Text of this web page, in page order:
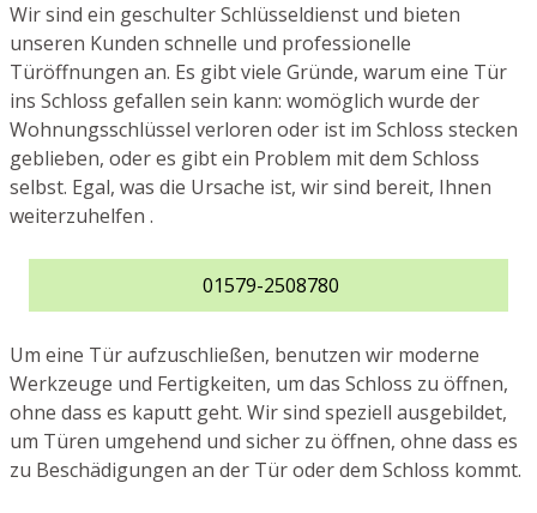
Wir sind ein geschulter Schlüsseldienst und bieten
unseren Kunden schnelle und professionelle
Türöffnungen an. Es gibt viele Gründe, warum eine Tür
ins Schloss gefallen sein kann: womöglich wurde der
Wohnungsschlüssel verloren oder ist im Schloss stecken
geblieben, oder es gibt ein Problem mit dem Schloss
selbst. Egal, was die Ursache ist, wir sind bereit, Ihnen
weiterzuhelfen .
01579-2508780
Um eine Tür aufzuschließen, benutzen wir moderne
Werkzeuge und Fertigkeiten, um das Schloss zu öffnen,
ohne dass es kaputt geht. Wir sind speziell ausgebildet,
um Türen umgehend und sicher zu öffnen, ohne dass es
zu Beschädigungen an der Tür oder dem Schloss kommt.